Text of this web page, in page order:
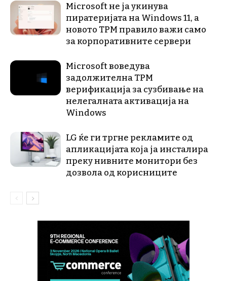
Microsoft не ја укинува
пиратеријата на Windows 11, а
новото TPM правило важи само
за корпоративните сервери
Microsoft воведува
задолжителна TPM
верификација за сузбивање на
нелегалната активација на
Windows
LG ќе ги тргне рекламите од
апликацијата која ја инсталира
преку нивните монитори без
дозвола од корисниците